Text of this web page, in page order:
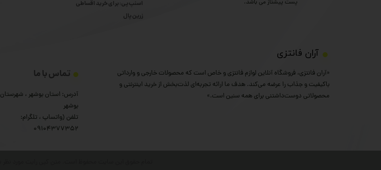
پست پیشتاز می باشد.
​آران فانتزی
«آران فانتزی، فروشگاه آنلاین لوازم فانتزی و خاص است که محصولات خارجی و وارداتی
باکیفیت و جذاب را عرضه می‌کند. هدف ما ارائه تجربه‌ای لذت‌بخش از خرید اینترنتی و
محصولاتی دوست‌داشتنی برای همه سنین است.»
تماس با ما
آدرس: استان بوشهر ، شهرستان
بوشهر
تلفن (واتساپ ، تلگرام:
۰9104377352
اسنپ پی: برای خرید اقساطی
​​​​​​​زرین پال